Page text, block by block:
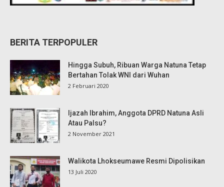
BERITA TERPOPULER
Hingga Subuh, Ribuan Warga Natuna Tetap
Bertahan Tolak WNI dari Wuhan
2 Februari 2020
Ijazah Ibrahim, Anggota DPRD Natuna Asli
Atau Palsu?
2 November 2021
Walikota Lhokseumawe Resmi Dipolisikan
13 Juli 2020